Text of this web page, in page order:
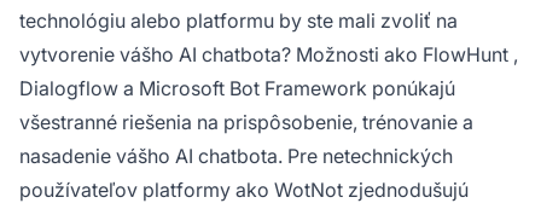
technológiu alebo platformu by ste mali zvoliť na
vytvorenie vášho AI chatbota? Možnosti ako FlowHunt ,
Dialogflow a Microsoft Bot Framework ponúkajú
všestranné riešenia na prispôsobenie, trénovanie a
nasadenie vášho AI chatbota. Pre netechnických
používateľov platformy ako WotNot zjednodušujú